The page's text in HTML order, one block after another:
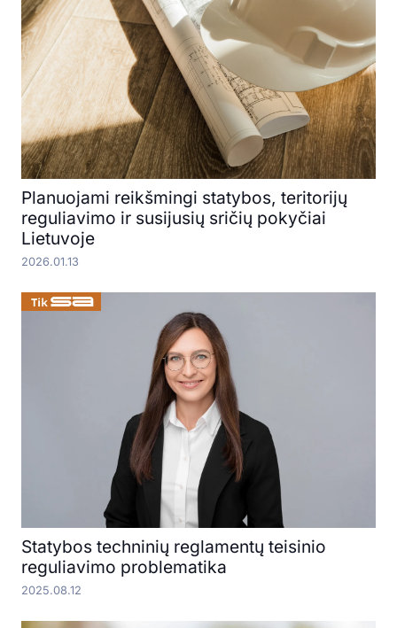
Planuojami reikšmingi statybos, teritorijų
reguliavimo ir susijusių sričių pokyčiai
Lietuvoje
2026.01.13
Statybos techninių reglamentų teisinio
reguliavimo problematika
2025.08.12